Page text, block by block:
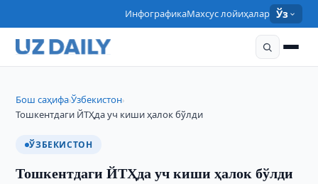
ИнфографикаМахсус лойиҳалар Ўз
Бош саҳифа›Ўзбекистон›
Тошкентдаги ЙТҲда уч киши ҳалок бўлди
ЎЗБЕКИСТОН
Тошкентдаги ЙТҲда уч киши ҳалок бўлди